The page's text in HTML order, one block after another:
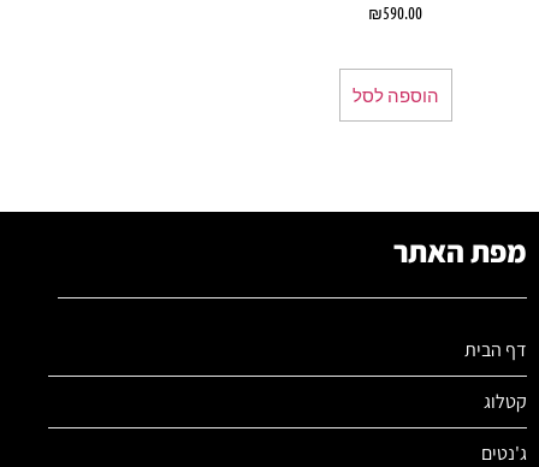
₪590.00
הוספה לסל
מפת האתר
דף הבית
קטלוג
ג'נטים